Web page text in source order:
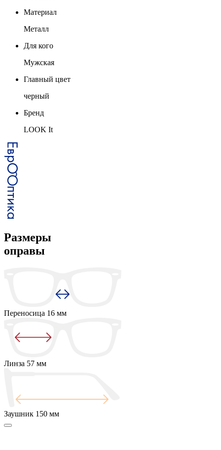
Материал
Металл
Для кого
Мужская
Главный цвет
черный
Бренд
LOOK It
Размеры
оправы
Переносица 16 мм
Линза 57 мм
Заушник 150 мм